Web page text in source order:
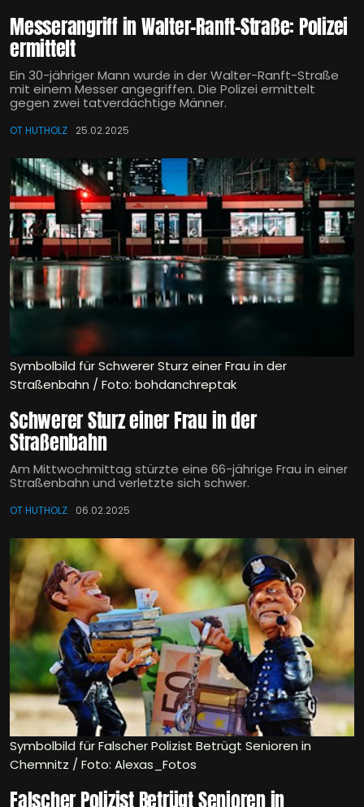
Messerangriff in Walter-Ranft-Straße: Polizei
ermittelt
Ein 30-jähriger Mann wurde in der Walter-Ranft-Straße
mit einem Messer angegriffen. Die Polizei ermittelt
gegen zwei tatverdächtige Männer.
OT HUTHOLZ 25.02.2025
Symbolbild für Schwerer Sturz einer Frau in der
Straßenbahn / Foto: bohdanchreptak
Schwerer Sturz einer Frau in der
Straßenbahn
Am Mittwochmittag stürzte eine 66-jährige Frau in einer
Straßenbahn und verletzte sich schwer.
OT HUTHOLZ 06.02.2025
Symbolbild für Falscher Polizist Betrügt Senioren in
Chemnitz / Foto: Alexas_Fotos
Falscher Polizist Betrügt Senioren in